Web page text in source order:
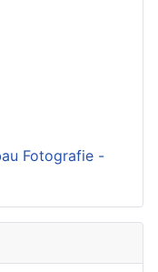
Fotografie -